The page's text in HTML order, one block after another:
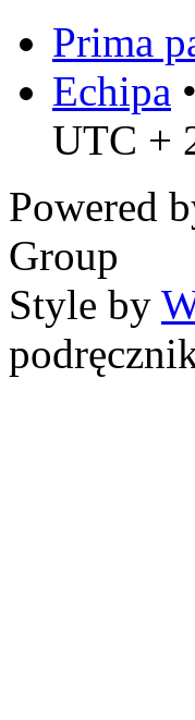
Prima
Echipa •
UTC +
Powered
Group
Style by